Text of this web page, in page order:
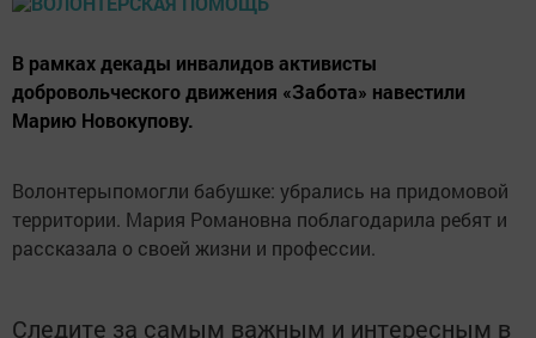
В рамках декады инвалидов активисты
добровольческого движения «Забота» навестили
Марию Новокупову.
Волонтерыпомогли бабушке: убрались на придомовой
территории. Мария Романовна поблагодарила ребят и
рассказала о своей жизни и профессии.
Следите за самым важным и интересным в